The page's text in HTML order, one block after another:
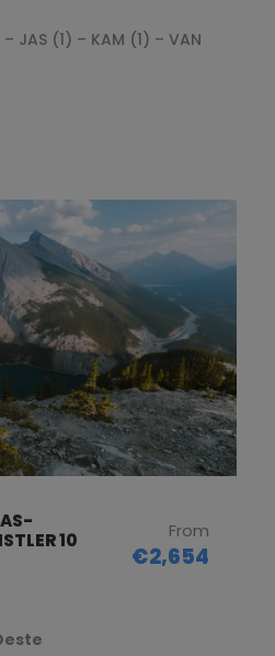
JAS (1) – KAM (1) – VAN
10
From
€2,654